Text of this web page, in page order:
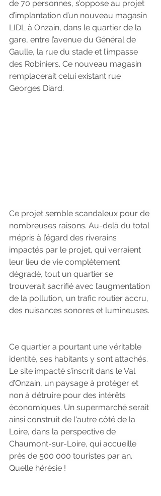
de 70 personnes, s’oppose au projet
d’implantation d’un nouveau magasin
LIDL à Onzain, dans le quartier de la
gare, entre l’avenue du Général de
Gaulle, la rue du stade et l’impasse
des Robiniers. Ce nouveau magasin
remplacerait celui existant rue
Georges Diard.
Ce projet semble scandaleux pour de
nombreuses raisons. Au-delà du total
mépris à l’égard des riverains
impactés par le projet, qui verraient
leur lieu de vie complètement
dégradé, tout un quartier se
trouverait sacrifié avec l’augmentation
de la pollution, un trafic routier accru,
des nuisances sonores et lumineuses.
Ce quartier a pourtant une véritable
identité, ses habitants y sont attachés.
Le site impacté s’inscrit dans le Val
d’Onzain, un paysage à protéger et
non à détruire pour des intérêts
économiques. Un supermarché serait
ainsi construit de l'autre côté de la
Loire, dans la perspective de
Chaumont-sur-Loire, qui accueille
près de 500 000 touristes par an.
Quelle hérésie !